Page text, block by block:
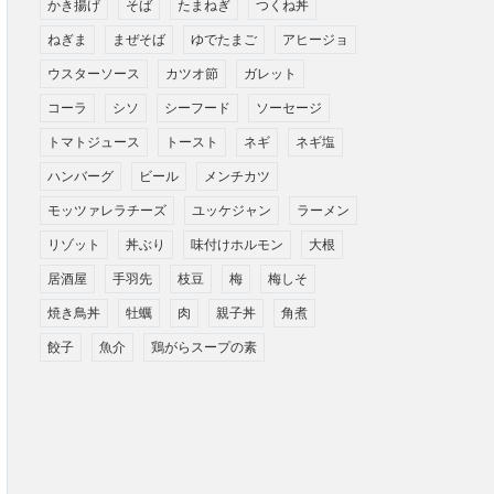
かき揚げ そば たまねぎ つくね丼
ねぎま まぜそば ゆでたまご アヒージョ
ウスターソース カツオ節 ガレット
コーラ シソ シーフード ソーセージ
トマトジュース トースト ネギ ネギ塩
ハンバーグ ビール メンチカツ
モッツァレラチーズ ユッケジャン ラーメン
リゾット 丼ぶり 味付けホルモン 大根
居酒屋 手羽先 枝豆 梅 梅しそ
焼き鳥丼 牡蠣 肉 親子丼 角煮
餃子 魚介 鶏がらスープの素